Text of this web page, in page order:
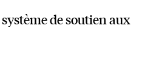
de soutien aux